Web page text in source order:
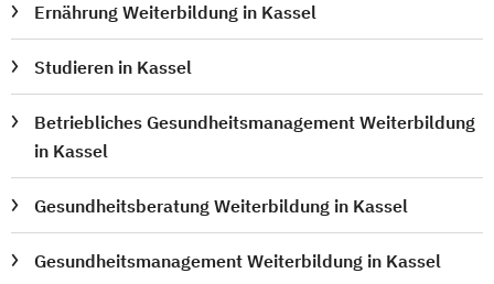
Ernährung Weiterbildung in Kassel
Studieren in Kassel
Betriebliches Gesundheitsmanagement Weiterbildung
in Kassel
Gesundheitsberatung Weiterbildung in Kassel
Gesundheitsmanagement Weiterbildung in Kassel